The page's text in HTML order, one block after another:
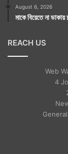
August 6, 2026
মাকে বিয়েতে না
REACH US
Web
4